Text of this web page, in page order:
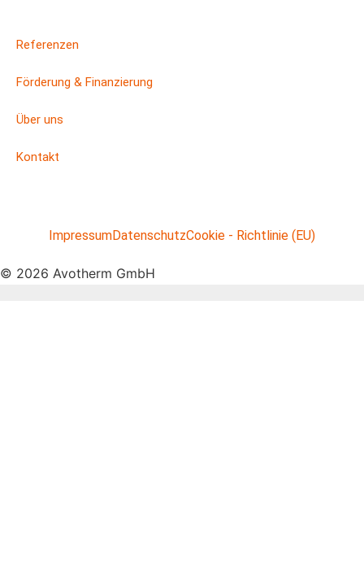
Referenzen
Förderung & Finanzierung
Über uns
Kontakt
ImpressumDatenschutzCookie - Richtlinie (EU)
© 2026 Avotherm GmbH